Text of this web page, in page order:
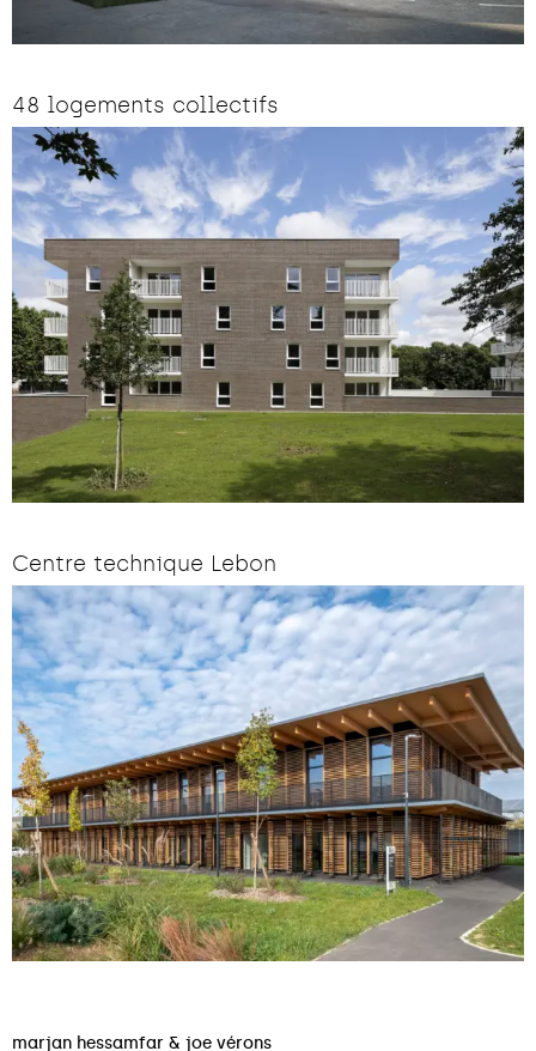
48 logements collectifs
Centre technique Lebon
marjan hessamfar & joe vérons